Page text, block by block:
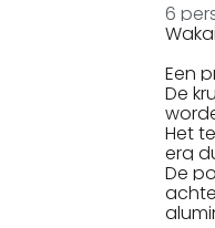
6
Een
De
Het
erg
De